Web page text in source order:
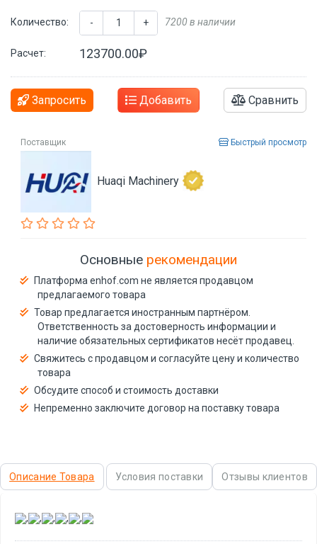
Количество: - + 7200 в наличии
Расчет: 123700.00₽
Запросить Добавить Сравнить
Поставщик Быстрый просмотр
Huaqi Machinery
Основные рекомендации
Платформа enhof.com не является продавцом
предлагаемого товара
Товар предлагается иностранным партнёром.
Ответственность за достоверность информации и
наличие обязательных сертификатов несёт продавец.
Свяжитесь с продавцом и согласуйте цену и количество
товара
Обсудите способ и стоимость доставки
Непременно заключите договор на поставку товара
Описание Товара Условия поставки Отзывы клиентов
, , , , ,